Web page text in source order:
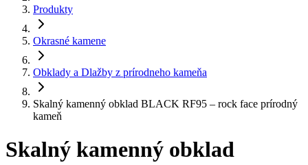
Produkty
Okrasné kamene
Obklady a Dlažby z prírodneho kameňa
Skalný kamenný obklad BLACK RF95 – rock face prírodný
kameň
Skalný kamenný obklad